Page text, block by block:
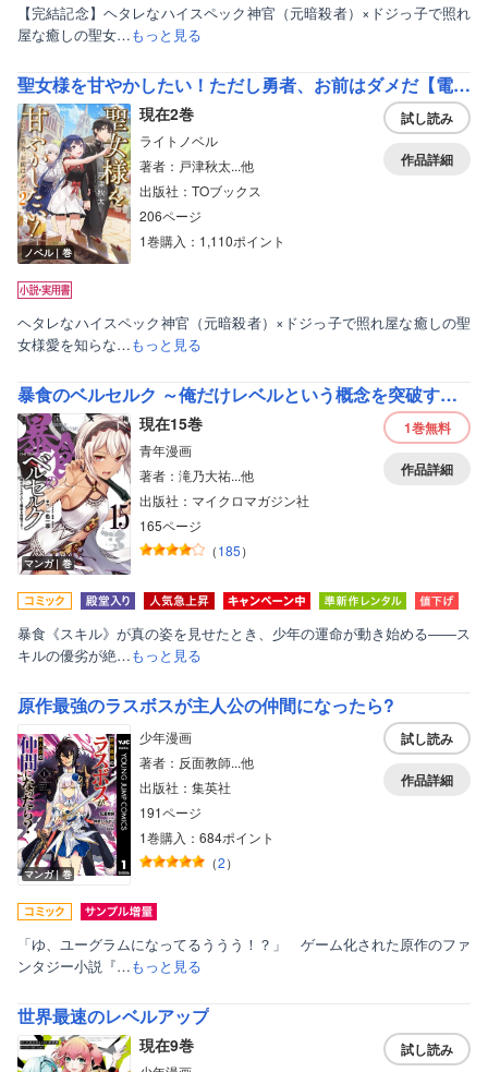
【完結記念】ヘタレなハイスペック神官（元暗殺者）×ドジっ子で照れ
屋な癒しの聖女…もっと見る
聖女様を甘やかしたい！ただし勇者、お前はダメだ【電子書籍限定書き下ろしSS付き】
ノベル｜巻
現在2巻
ライトノベル
著者：戸津秋太...他
出版社：TOブックス
206ページ
1巻購入：1,110ポイント
試し読み
作品詳細
ヘタレなハイスペック神官（元暗殺者）×ドジっ子で照れ屋な癒しの聖
女様愛を知らな…もっと見る
暴食のベルセルク ～俺だけレベルという概念を突破する～ THE COMIC
マンガ｜巻
現在15巻
青年漫画
著者：滝乃大祐...他
出版社：マイクロマガジン社
165ページ
（185）
1巻無料
作品詳細
暴食《スキル》が真の姿を見せたとき、少年の運命が動き始める――ス
キルの優劣が絶…もっと見る
原作最強のラスボスが主人公の仲間になったら?
マンガ｜巻
少年漫画
著者：反面教師...他
出版社：集英社
191ページ
1巻購入：684ポイント
（2）
試し読み
作品詳細
「ゆ、ユーグラムになってるううう！？」 ゲーム化された原作のファ
ンタジー小説『…もっと見る
世界最速のレベルアップ
現在9巻 試し読み